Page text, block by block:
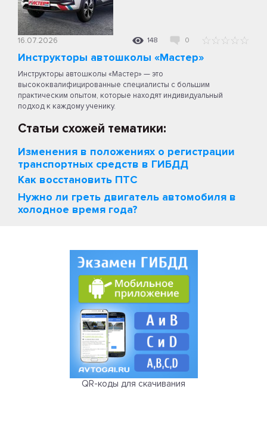
16.07.2026 148 0
Инструкторы автошколы «Мастер»
Инструкторы автошколы «Мастер» — это
высококвалифицированные специалисты с большим
практическим опытом, которые находят индивидуальный
подход к каждому ученику.
Статьи схожей тематики:
Изменения в положениях о регистрации
транспортных средств в ГИБДД
Как восстановить ПТС
Нужно ли греть двигатель автомобиля в
холодное время года?
QR-коды для скачивания